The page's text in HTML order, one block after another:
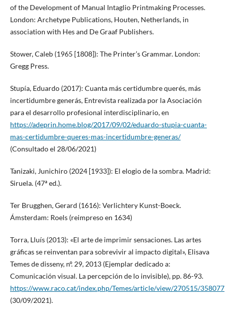
of the Development of Manual Intaglio Printmaking Processes.
London: Archetype Publications, Houten, Netherlands, in
association with Hes and De Graaf Publishers.
Stower, Caleb (1965 [1808]): The Printer’s Grammar. London:
Gregg Press.
Stupía, Eduardo (2017): Cuanta más certidumbre querés, más
incertidumbre generás, Entrevista realizada por la Asociación
para el desarrollo profesional interdisciplinario, en
https://adeprin.home.blog/2017/09/02/eduardo-stupia-cuanta-
mas-certidumbre-queres-mas-incertidumbre-generas/
(Consultado el 28/06/2021)
Tanizaki, Junichiro (2024 [1933]): El elogio de la sombra. Madrid:
Siruela. (47ª ed.).
Ter Brugghen, Gerard (1616): Verlichtery Kunst-Boeck.
Ámsterdam: Roels (reimpreso en 1634)
Torra, Lluís (2013): «El arte de imprimir sensaciones. Las artes
gráficas se reinventan para sobrevivir al impacto digital», Elisava
Temes de disseny, nº. 29, 2013 (Ejemplar dedicado a:
Comunicación visual. La percepción de lo invisible), pp. 86-93.
https://www.raco.cat/index.php/Temes/article/view/270515/358077
(30/09/2021).